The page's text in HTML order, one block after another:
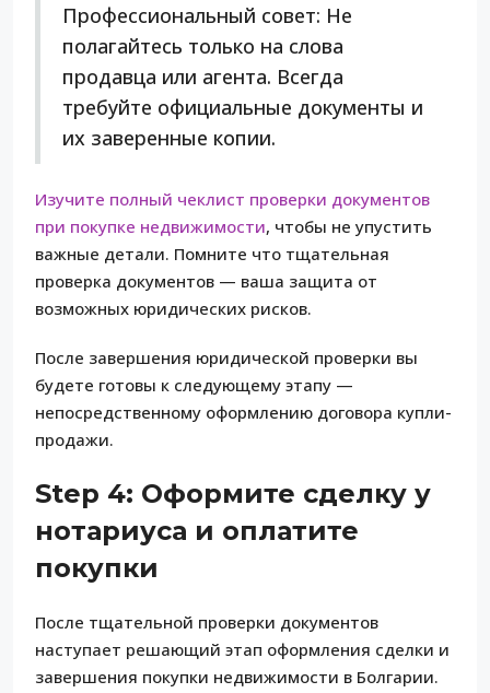
Профессиональный совет: Не
полагайтесь только на слова
продавца или агента. Всегда
требуйте официальные документы и
их заверенные копии.
Изучите полный чеклист проверки документов
при покупке недвижимости, чтобы не упустить
важные детали. Помните что тщательная
проверка документов — ваша защита от
возможных юридических рисков.
После завершения юридической проверки вы
будете готовы к следующему этапу —
непосредственному оформлению договора купли-
продажи.
Step 4: Оформите сделку у
нотариуса и оплатите
покупки
После тщательной проверки документов
наступает решающий этап оформления сделки и
завершения покупки недвижимости в Болгарии.